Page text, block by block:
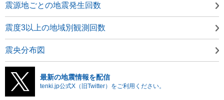
震源地ごとの地震発生回数
震度3以上の地域別観測回数
震央分布図
最新の地震情報を配信
tenki.jp公式X（旧Twitter）をご利用ください。